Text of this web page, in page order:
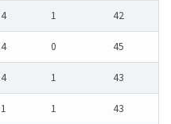
4 1
42
4 0
45
4 1
43
1 1
43